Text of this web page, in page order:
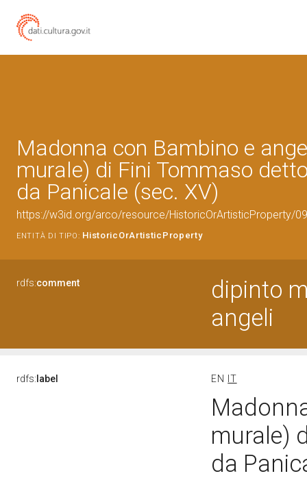
Madonna con Bambino e
murale) di Fini Tommaso
da Panicale (sec. XV)
https://w3id.org/arco/resource/HistoricOrArtisticProperty/
ENTITÀ DI TIPO: HistoricOrArtisticProperty
rdfs:comment
dipinto
angeli
rdfs: label EN IT
murale)
da